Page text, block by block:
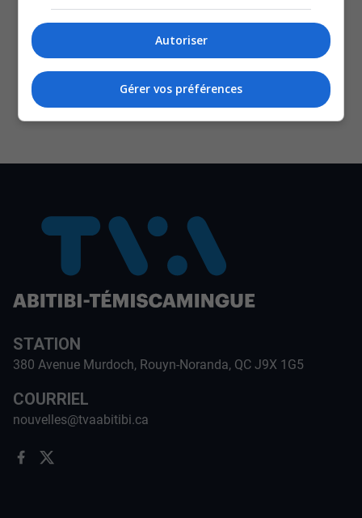
Commentaires
SOUTENIR NOS MÉDIAS, C’EST PROTÉGER NOTRE
CULTURE ET NOTRE ÉCONOMIE
STATION
380 Avenue Murdoch, Rouyn-Noranda, QC J9X 1G5
COURRIEL
nouvelles@tvaabitibi.ca
Autoriser
Gérer vos préférences